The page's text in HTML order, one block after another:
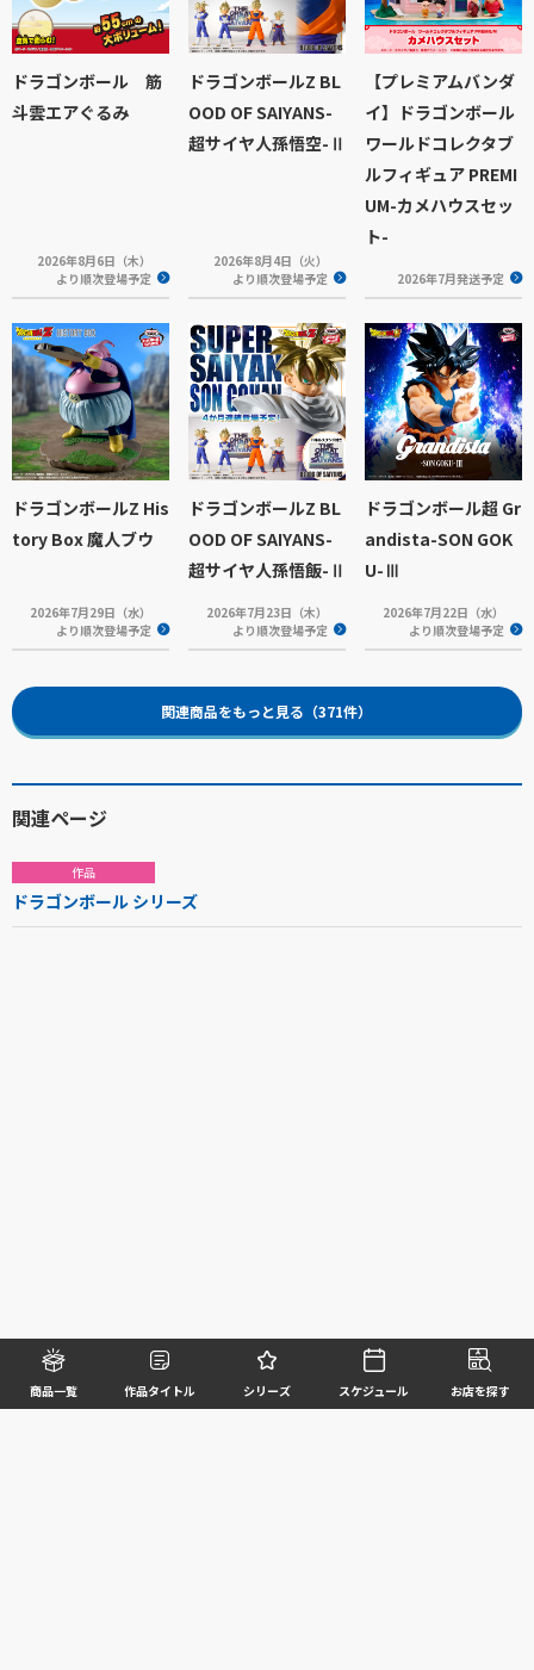
商品一覧 作品タイトル シリーズ スケジュール お店を探す
ドラゴンボール 筋
斗雲エアぐるみ
2026年8月6日（木）
より順次登場予定
ドラゴンボールZ BL
OOD OF SAIYANS-
超サイヤ人孫悟空-Ⅱ
2026年8月4日（火）
より順次登場予定
【プレミアムバンダ
イ】ドラゴンボール
ワールドコレクタブ
ルフィギュア PREMI
UM-カメハウスセッ
ト-
2026年7月発送予定
ドラゴンボールZ His
tory Box 魔人ブウ
2026年7月29日（水）
より順次登場予定
ドラゴンボールZ BL
OOD OF SAIYANS-
超サイヤ人孫悟飯-Ⅱ
2026年7月23日（木）
より順次登場予定
ドラゴンボール超 Gr
andista-SON GOK
U-Ⅲ
2026年7月22日（水）
より順次登場予定
関連商品をもっと見る（371件）
関連ページ
作品
ドラゴンボール シリーズ